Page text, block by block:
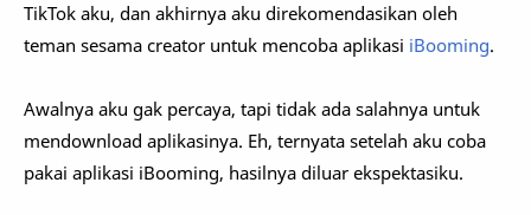
TikTok aku, dan akhirnya aku direkomendasikan oleh
teman sesama creator untuk mencoba aplikasi iBooming.
Awalnya aku gak percaya, tapi tidak ada salahnya untuk
mendownload aplikasinya. Eh, ternyata setelah aku coba
pakai aplikasi iBooming, hasilnya diluar ekspektasiku.